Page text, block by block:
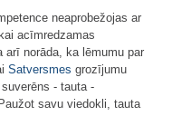
neaprobežojas ar
acīmredzamas
norāda, ka lēmumu par
Satversmes grozījumu
- tauta -
savu viedokli, tauta